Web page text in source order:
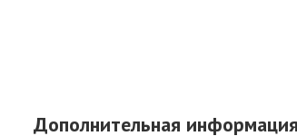
Дополнительная информация